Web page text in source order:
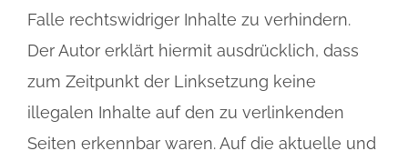
Falle rechtswidriger Inhalte zu verhindern.
Der Autor erklärt hiermit ausdrücklich, dass
zum Zeitpunkt der Linksetzung keine
illegalen Inhalte auf den zu verlinkenden
Seiten erkennbar waren. Auf die aktuelle und